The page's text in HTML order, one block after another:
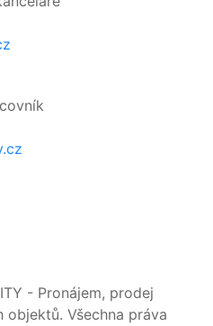
- Pronájem, prodej
Všechna práva